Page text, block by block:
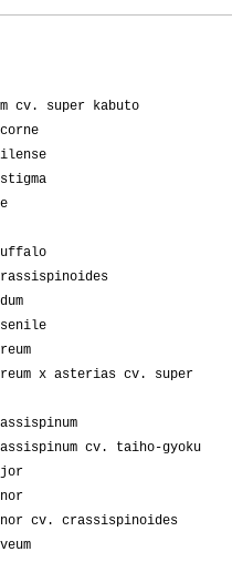
cv. super kabuto
x asterias cv. super
cv. taiho-gyoku
cv. crassispinoides